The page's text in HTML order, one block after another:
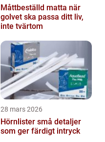
Måttbeställd matta när
golvet ska passa ditt liv,
inte tvärtom
28 mars 2026
Hörnlister små detaljer
som ger färdigt intryck